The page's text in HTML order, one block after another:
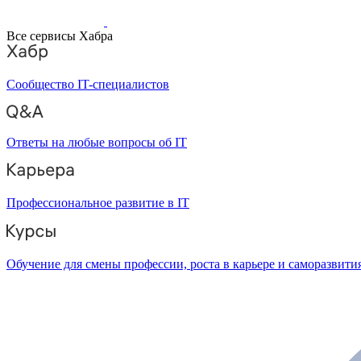
Все сервисы Хабра
Сообщество IT-специалистов
Ответы на любые вопросы об IT
Профессиональное развитие в IT
Обучение для смены профессии, роста в карьере и